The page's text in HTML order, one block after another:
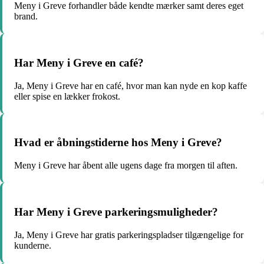
Meny i Greve forhandler både kendte mærker samt deres eget
brand.
Har Meny i Greve en café?
Ja, Meny i Greve har en café, hvor man kan nyde en kop kaffe
eller spise en lækker frokost.
Hvad er åbningstiderne hos Meny i Greve?
Meny i Greve har åbent alle ugens dage fra morgen til aften.
Har Meny i Greve parkeringsmuligheder?
Ja, Meny i Greve har gratis parkeringspladser tilgængelige for
kunderne.